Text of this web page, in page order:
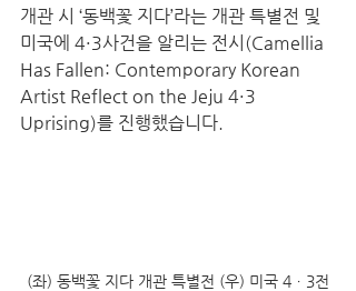
개관 시 ‘동백꽃 지다’라는 개관 특별전 및
미국에 4·3사건을 알리는 전시(Camellia
Has Fallen: Contemporary Korean
Artist Reflect on the Jeju 4·3
Uprising)를 진행했습니다.
(좌) 동백꽃 지다 개관 특별전 (우) 미국 4ㆍ3전